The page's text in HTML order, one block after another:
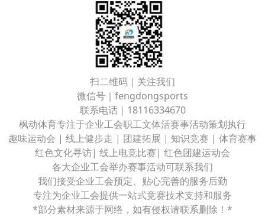
扫二维码｜关注我们
微信号｜fengdongsports
联系电话｜18116334670
枫动体育专注于企业工会职工文体活赛事活动策划执行
趣味运动会 | 线上健步走 | 团建拓展 | 知识竞赛 | 体育赛事
红色文化寻访| 线上电竞比赛| 红色团建运动会
各大企业工会举办赛事活动可联系我们
我们接受企业工会预定、贴心完善的服务后勤
专注为企业工会提供一站式竞赛技术支持和服务
*部分素材来源于网络，如有侵权请联系删除！*